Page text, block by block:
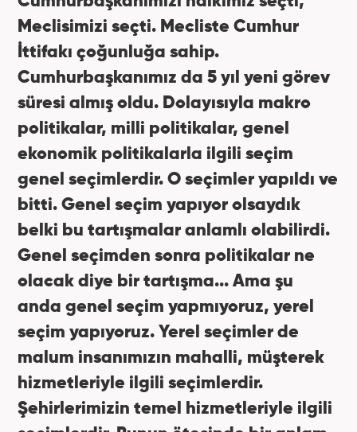
Meclisimizi seçti. Mecliste Cumhur
İttifakı çoğunluğa sahip.
Cumhurbaşkanımız da 5 yıl yeni görev
süresi almış oldu. Dolayısıyla makro
politikalar, milli politikalar, genel
ekonomik politikalarla ilgili seçim
genel seçimlerdir. O seçimler yapıldı ve
bitti. Genel seçim yapıyor olsaydık
belki bu tartışmalar anlamlı olabilirdi.
Genel seçimden sonra politikalar ne
olacak diye bir tartışma... Ama şu
anda genel seçim yapmıyoruz, yerel
seçim yapıyoruz. Yerel seçimler de
malum insanımızın mahalli, müşterek
hizmetleriyle ilgili seçimlerdir.
Şehirlerimizin temel hizmetleriyle ilgili